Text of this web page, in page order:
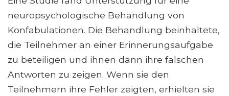
neuropsychologische Behandlung von
Konfabulationen. Die Behandlung beinhaltete,
die Teilnehmer an einer Erinnerungsaufgabe
zu beteiligen und ihnen dann ihre falschen
Antworten zu zeigen. Wenn sie den
Teilnehmern ihre Fehler zeigten, erhielten sie